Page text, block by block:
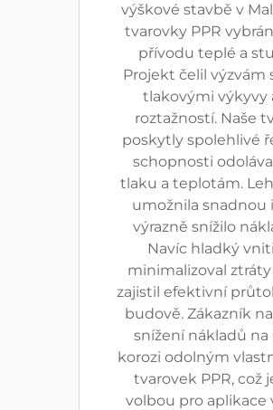
výškové stavbě v
tvarovky PPR
přívodu teplé a
Projekt čelil výzvám
tlakovými výkyvy
roztažností. Naše
poskytly spolehlivé
schopnosti
tlaku a teplotám.
umožnila snadnou
výrazně snížilo
Navíc hladký
minimalizoval
zajistil efektivní
budově. Zákazník
snížení nákladů
korozi odolným
tvarovek PPR, což
volbou pro aplikace